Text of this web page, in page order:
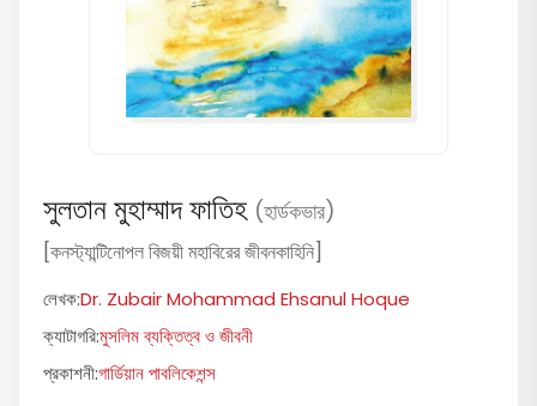
সুলতান মুহাম্মাদ ফাতিহ (হার্ডকভার)
[কনস্ট্যান্টিনোপল বিজয়ী মহাবিরের জীবনকাহিনি]
লেখক:Dr. Zubair Mohammad Ehsanul Hoque
ক্যাটাগরি:মুসলিম ব্যক্তিত্ব ও জীবনী
প্রকাশনী:গার্ডিয়ান পাবলিকেশন্স